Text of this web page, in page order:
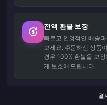
전액 환불 보장
빠르고 안정적인 배송
보세요. 주문하신 상품
경우 100% 환불을 보
게 보호해 드립니다.
결